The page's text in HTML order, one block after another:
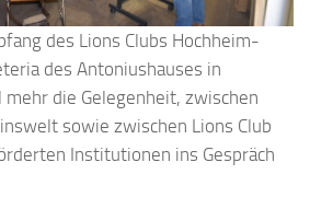
des Lions Clubs Hochheim-
des Antoniushauses in
die Gelegenheit, zwischen
sowie zwischen Lions Club
Institutionen ins Gespräch